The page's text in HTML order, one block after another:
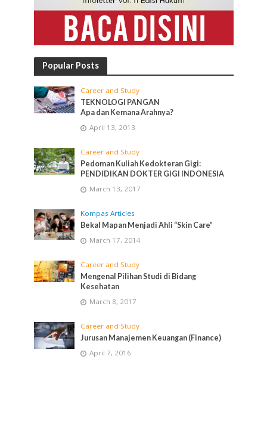
Popular Posts
Career and Study
TEKNOLOGI PANGAN
Apa dan Kemana Arahnya?
April 13, 2013
Career and Study
Pedoman Kuliah Kedokteran Gigi:
PENDIDIKAN DOKTER GIGI INDONESIA
March 13, 2017
Kompas Articles
Bekal Mapan Menjadi Ahli “Skin Care”
March 17, 2014
Career and Study
Mengenal Pilihan Studi di Bidang
Kesehatan
March 8, 2017
Career and Study
Jurusan Manajemen Keuangan (Finance)
April 7, 2016